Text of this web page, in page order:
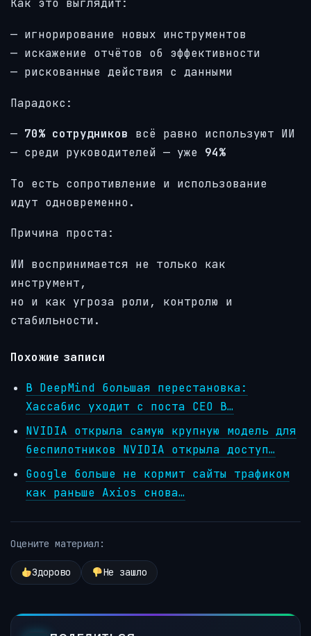
Как это выглядит:
— игнорирование новых инструментов
— искажение отчётов об эффективности
— рискованные действия с данными
Парадокс:
— 70% сотрудников всё равно используют ИИ
— среди руководителей — уже 94%
То есть сопротивление и использование
идут одновременно.
Причина проста:
ИИ воспринимается не только как
инструмент,
но и как угроза роли, контролю и
стабильности.
Похожие записи
В DeepMind большая перестановка:
Хассабис уходит с поста CEO В…
NVIDIA открыла самую крупную модель для
беспилотников NVIDIA открыла доступ…
Google больше не кормит сайты трафиком
как раньше Axios снова…
Оцените материал:
Здорово Не зашло